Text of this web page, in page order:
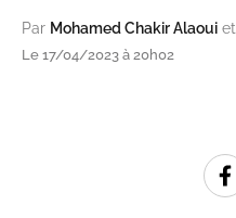
Par Mohamed Chakir Alaoui et
Le 17/04/2023 à 20h02